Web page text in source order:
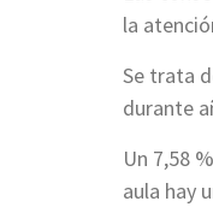
la
Se trata
durante
Un 7,58
aula hay